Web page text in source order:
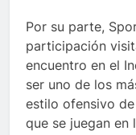
Por su parte,
participación
encuentro en el
ser uno de los
estilo ofensivo
que se juegan en